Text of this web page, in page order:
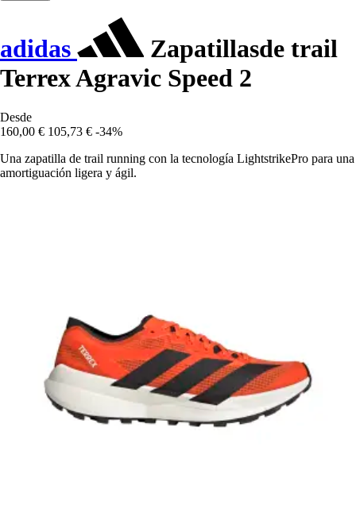
adidas
Zapatillasde trail
Terrex Agravic Speed 2
Desde
160,00 € 105,73 € -34%
Una zapatilla de trail running con la tecnología LightstrikePro para una
amortiguación ligera y ágil.